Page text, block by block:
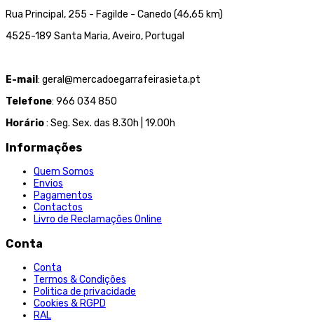
Rua Principal, 255 - Fagilde - Canedo (46,65 km)
4525-189 Santa Maria, Aveiro, Portugal
E-mail: geral@mercadoegarrafeirasieta.pt
Telefone: 966 034 850
Horário: Seg. Sex. das 8.30h | 19.00h
Informações
Quem Somos
Envios
Pagamentos
Contactos
Livro de Reclamações Online
Conta
Conta
Termos & Condições
Politica de privacidade
Cookies & RGPD
RAL